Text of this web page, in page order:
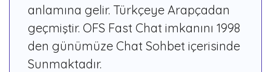
anlamına gelir. Türkçeye Arapçadan
geçmiştir. OFS Fast Chat imkanını 1998
den günümüze Chat Sohbet içerisinde
Sunmaktadır.